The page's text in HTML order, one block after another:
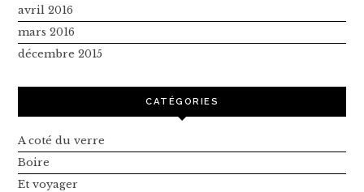
avril 2016
mars 2016
décembre 2015
CATÉGORIES
A coté du verre
Boire
Et voyager